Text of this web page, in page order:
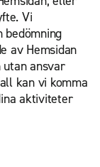
Vi
av Hemsidan
utan ansvar
kan vi komma
aktiviteter